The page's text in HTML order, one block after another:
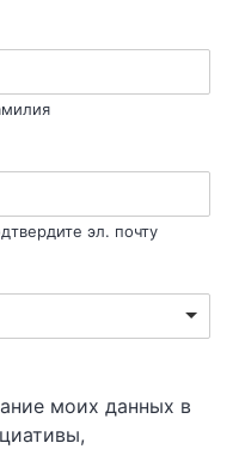
эл. почту
моих данных в